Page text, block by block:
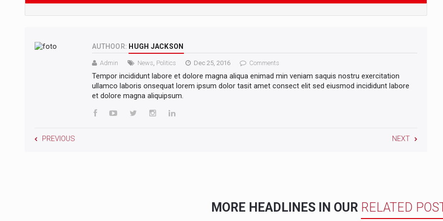
AUTHOOR: HUGH JACKSON
Admin News, Politics Dec 25, 2016 Comments
Tempor incididunt labore et dolore magna aliqua enimad min veniam saquis nostru exercitation
ullamco laboris onsequat lorem ipsum dolor tasit amet consect elit sed eiusmod incididunt labore
et dolore magna aliquipsum.
PREVIOUS NEXT
MORE HEADLINES IN OUR RELATED